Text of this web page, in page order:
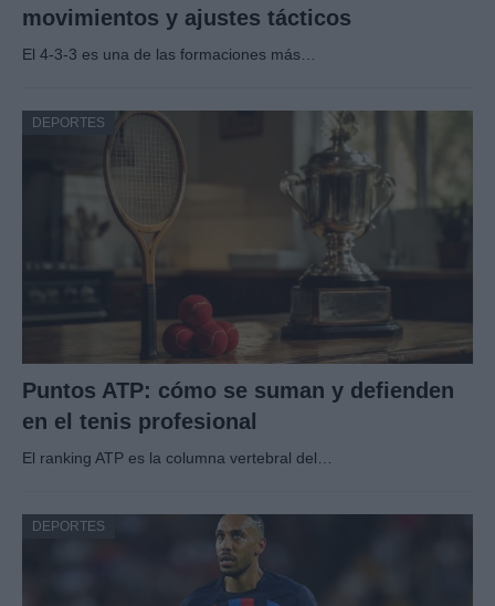
movimientos y ajustes tácticos
El 4-3-3 es una de las formaciones más…
DEPORTES
Puntos ATP: cómo se suman y defienden
en el tenis profesional
El ranking ATP es la columna vertebral del…
DEPORTES